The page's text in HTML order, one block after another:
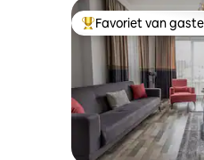
Topfavoriet van
Favoriet van